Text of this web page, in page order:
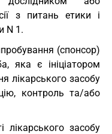
з питань етики і
N 1.
(спонсор)
яка є ініціатором
лікарського засобу
контроль та/або
лікарського засобу